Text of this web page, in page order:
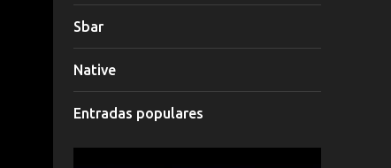
Sbar
Native
Entradas populares